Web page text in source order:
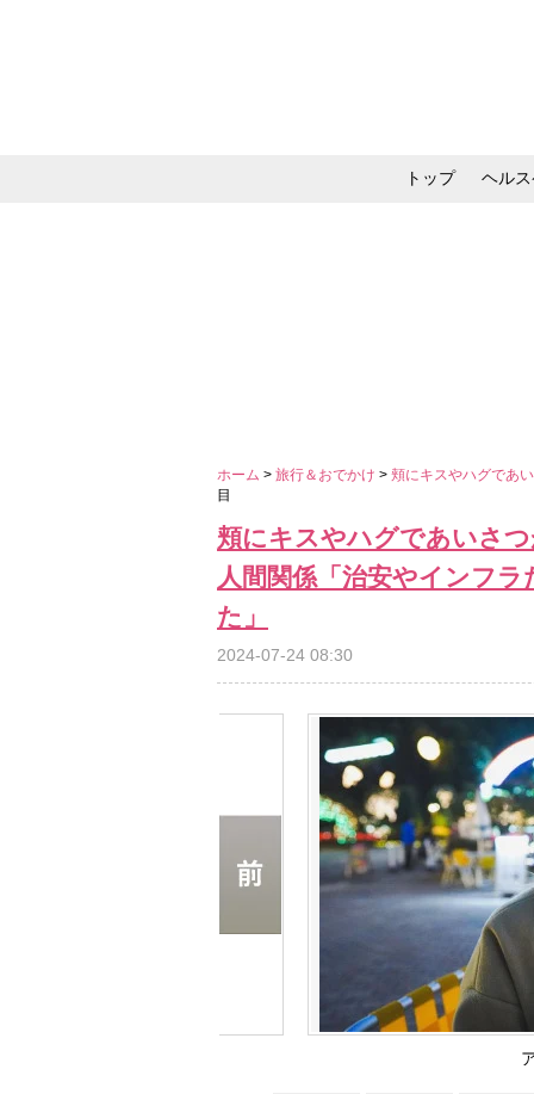
トップ ヘル
ホーム > 旅行＆おでかけ > 頬にキスやハグであ
目
頬にキスやハグであいさ
人間関係「治安やインフ
た」
2024-07-24 08:30